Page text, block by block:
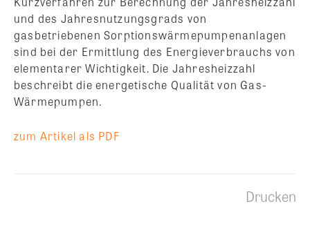
und des Jahresnutzungsgrads von
gasbetriebenen Sorptionswärmepumpenanlagen
sind bei der Ermittlung des Energieverbrauchs von
elementarer Wichtigkeit. Die Jahresheizzahl
beschreibt die energetische Qualität von Gas-
Wärmepumpen.
zum Artikel als PDF
Drucken